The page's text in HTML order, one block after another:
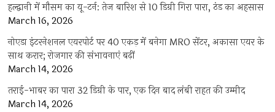
हल्द्वानी में मौसम का यू-टर्न: तेज बारिश से 10 डिग्री गिरा पारा, ठंड का अहसास
March 16, 2026
नोएडा इंटरनेशनल एयरपोर्ट पर 40 एकड़ में बनेगा MRO सेंटर, अकासा एयर के
साथ करार; रोजगार की संभावनाएं बढ़ीं
March 14, 2026
तराई-भाबर का पारा 32 डिग्री के पार, एक दिन बाद लंबी राहत की उम्मीद
March 14, 2026